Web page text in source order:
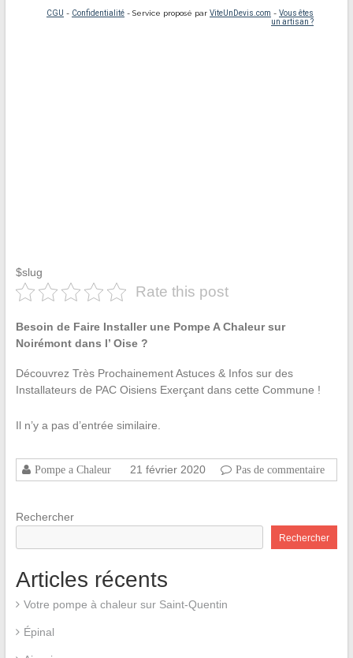
$slug
Rate this post
Besoin de Faire Installer une Pompe A Chaleur sur
Noirémont dans l’ Oise ?
Découvrez Très Prochainement Astuces & Infos sur des
Installateurs de PAC Oisiens Exerçant dans cette Commune !
Il n’y a pas d’entrée similaire.
Pompe a Chaleur 21 février 2020 Pas de commentaire
Rechercher
Rechercher
Articles récents
Votre pompe à chaleur sur Saint-Quentin
Épinal